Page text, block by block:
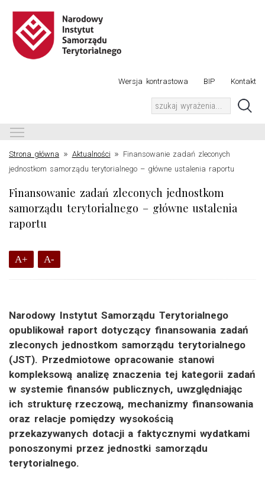
Wersja kontrastowa BIP Kontakt
Strona główna » Aktualności » Finansowanie zadań zleconych
jednostkom samorządu terytorialnego – główne ustalenia raportu
Finansowanie zadań zleconych jednostkom
samorządu terytorialnego – główne ustalenia
raportu
A+ A-
Narodowy Instytut Samorządu Terytorialnego
opublikował raport dotyczący finansowania zadań
zleconych jednostkom samorządu terytorialnego
(JST). Przedmiotowe opracowanie stanowi
kompleksową analizę znaczenia tej kategorii zadań
w systemie finansów publicznych, uwzględniając
ich strukturę rzeczową, mechanizmy finansowania
oraz relacje pomiędzy wysokością
przekazywanych dotacji a faktycznymi wydatkami
ponoszonymi przez jednostki samorządu
terytorialnego.